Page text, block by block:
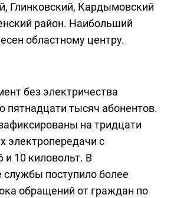
Глинковский, Кардымовский
район. Наибольший
областному центру.
без электричества
пятнадцати тысяч абонентов.
на тридцати
электропередачи с
10 киловольт. В
службы поступило более
обращений от граждан по